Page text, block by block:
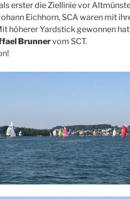
erster die Ziellinie vor
Eichhorn, SCA waren mit
höherer Yardstick gewonnen
Brunnervom SCT.